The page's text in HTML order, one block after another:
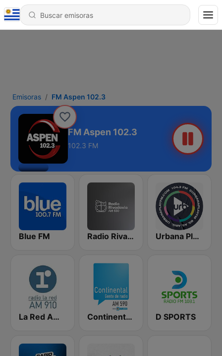
Emisoras FM Aspen 102.3
FM Aspen 102.3
102.3 FM
Blue FM Radio Rivadavia 630 AM Urbana Play 104.3 FM
La Red AM 910 Continental 590 AM D SPORTS